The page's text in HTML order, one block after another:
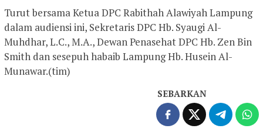
Turut bersama Ketua DPC Rabithah Alawiyah Lampung
dalam audiensi ini, Sekretaris DPC Hb. Syaugi Al-
Muhdhar, L.C., M.A., Dewan Penasehat DPC Hb. Zen Bin
Smith dan sesepuh habaib Lampung Hb. Husein Al-
Munawar.(tim)
SEBARKAN